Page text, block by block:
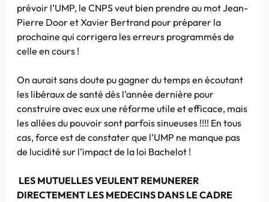
prévoir l’UMP, le CNPS veut bien prendre au mot Jean-
Pierre Door et Xavier Bertrand pour préparer la
prochaine qui corrigera les erreurs programmés de
celle en cours !
On aurait sans doute pu gagner du temps en écoutant
les libéraux de santé dés l’année dernière pour
construire avec eux une réforme utile et efficace, mais
les allées du pouvoir sont parfois sinueuses !!!! En tous
cas, force est de constater que l’UMP ne manque pas
de lucidité sur l’impact de la loi Bachelot !
LES MUTUELLES VEULENT REMUNERER
DIRECTEMENT LES MEDECINS DANS LE CADRE